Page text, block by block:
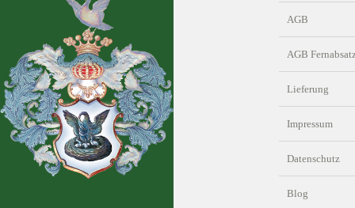
AGB
AGB
Lieferung
Impressum
Datenschutz
Blog